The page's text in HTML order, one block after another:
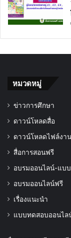
หมวดหมู่
ข่าวการศึกษา
ดาวน์โหลดสื่อ
ดาวน์โหลดไฟล์งา
สื่อการสอนฟรี
อบรมออนไลน์-แบ
อบรมออนไลน์ฟรี
เรื่องแนะนำ
แบบทดสอบออนไล